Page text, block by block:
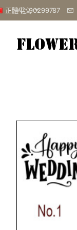
90299787
正體中文